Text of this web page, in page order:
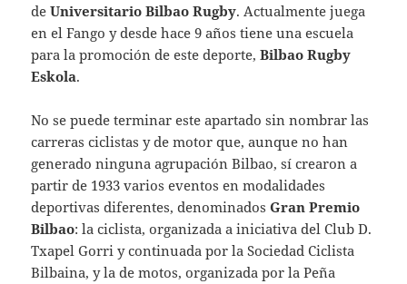
deUniversitario Bilbao Rugby. Actualmente juega
en el Fango y desde hace 9 años tiene una escuela
para la promoción de este deporte,Bilbao Rugby
Eskola.
No se puede terminar este apartado sin nombrar las
carreras ciclistas y de motor que, aunque no han
generado ninguna agrupación Bilbao, sí crearon a
partir de 1933 varios eventos en modalidades
deportivas diferentes, denominadosGran Premio
Bilbao: la ciclista, organizada a iniciativa del Club D.
Txapel Gorri y continuada por la Sociedad Ciclista
Bilbaina, y la de motos, organizada por la Peña